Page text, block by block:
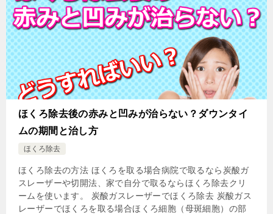
ほくろ除去後の赤みと凹みが治らない？ダウンタイ
ムの期間と治し方
ほくろ除去
ほくろ除去の方法 ほくろを取る場合病院で取るなら炭酸ガ
スレーザーや切開法、家で自分で取るならほくろ除去クリ
ームを使います。 炭酸ガスレーザーでほくろ除去 炭酸ガス
レーザーでほくろを取る場合ほくろ細胞（母斑細胞）の部